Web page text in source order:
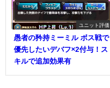
ユニット評価
愚者の矜持ミーミル ボス戦で
優先したいデバフ×2付与！ス
キルで追加効果有